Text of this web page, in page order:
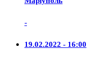
-
19.02.2022 - 16:00